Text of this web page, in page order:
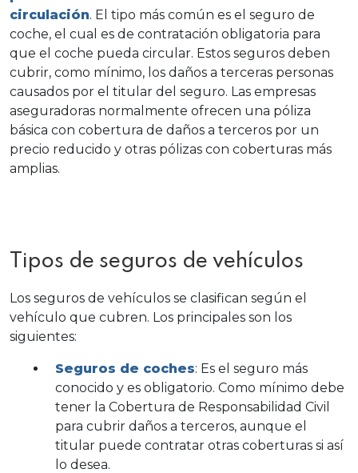
circulación. El tipo más común es el seguro de
coche, el cual es de contratación obligatoria para
que el coche pueda circular. Estos seguros deben
cubrir, como mínimo, los daños a terceras personas
causados por el titular del seguro. Las empresas
aseguradoras normalmente ofrecen una póliza
básica con cobertura de daños a terceros por un
precio reducido y otras pólizas con coberturas más
amplias.
Tipos de seguros de vehículos
Los seguros de vehículos se clasifican según el
vehículo que cubren. Los principales son los
siguientes:
Seguros de coches: Es el seguro más
conocido y es obligatorio. Como mínimo debe
tener la Cobertura de Responsabilidad Civil
para cubrir daños a terceros, aunque el
titular puede contratar otras coberturas si así
lo desea.